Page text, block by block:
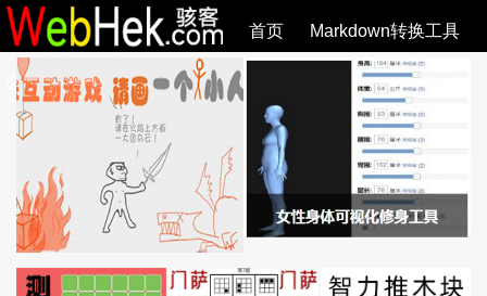
首页 Markdown转换工具
必观作品 SVG教程 SVG手册 全部文章